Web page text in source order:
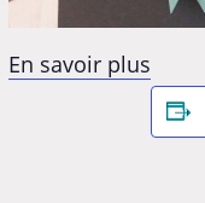
En savoir plus